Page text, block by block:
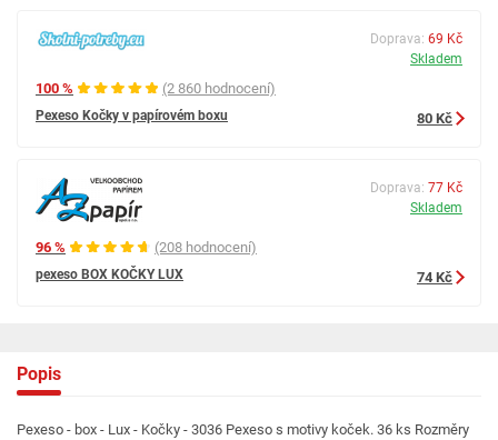
100 % (2 860 hodnocení)
Pexeso Kočky v papírovém boxu
Doprava: 69 Kč
Skladem
80 Kč
96 % (208 hodnocení)
pexeso BOX KOČKY LUX
Doprava: 77 Kč
Skladem
74 Kč
Popis
Pexeso - box - Lux - Kočky - 3036 Pexeso s motivy koček. 36 ks Rozměry